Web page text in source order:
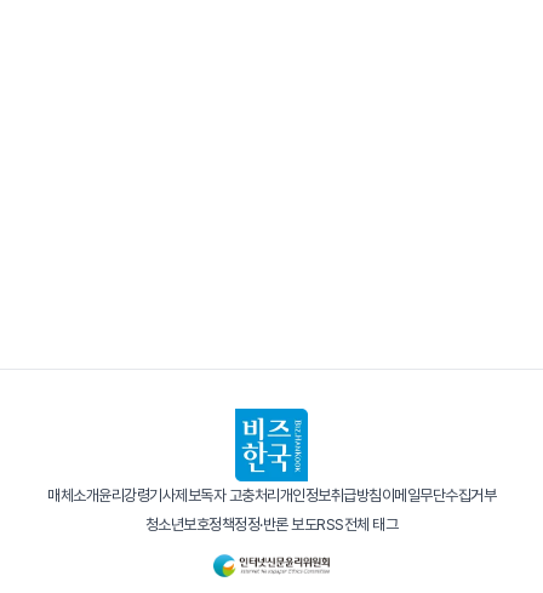
매체소개윤리강령기사제보독자 고충처리 개인정보취급방침이메일무단수집거부
청소년보호정책정정·반론 보도RSS전체 태그